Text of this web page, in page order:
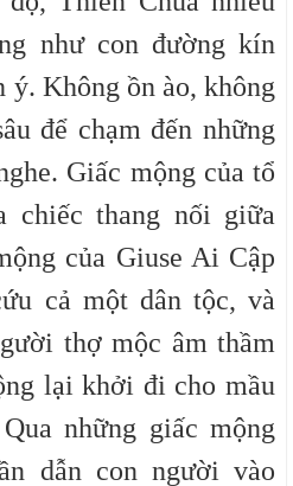
như con đường kín
ý. Không ồn ào, không
để chạm đến những
Giấc mộng của tổ
chiếc thang nối giữa
của Giuse Ai Cập
cả một dân tộc, và
thợ mộc âm thầm
lại khởi đi cho mầu
những giấc mộng
dẫn con người vào